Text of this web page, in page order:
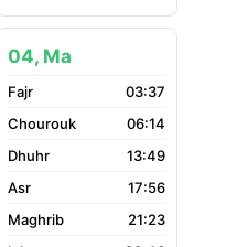
04, Ma
03:37
06:14
13:49
17:56
21:23